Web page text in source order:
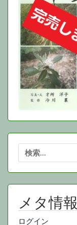
索:
メタ情報
ログイン